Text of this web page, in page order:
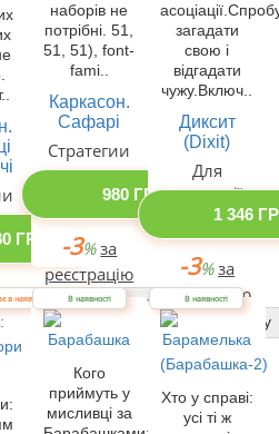
ГРН
наборів не
потрібні. 51,
51, 51), font-
fami..
Каркасон.
Сафарі
Стратегии
980 ГРН
-3% за
реєстрацію
Купити одразу
загадати
свою і
відгадати
чужу.Включ..
Диксит
(Dixit)
Для
компанії
1 346
-3% за
реєстрацію
Купити одразу
в наявності В наявності
Кого
приймуть у
мисливці за
В наявності
Хто у справі:
усі ті ж